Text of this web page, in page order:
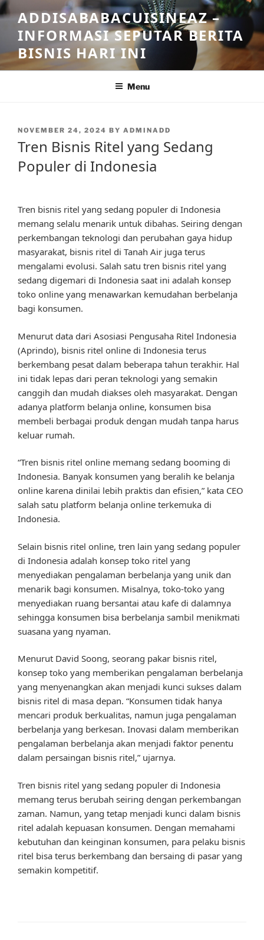
Skip
to
content
ADDISABABACUISINEAZ –
INFORMASI SEPUTAR BERITA
BISNIS HARI INI
Menu
POSTED
NOVEMBER 24, 2024 BY ADMINADD
Tren Bisnis Ritel yang Sedang
Populer di Indonesia
Tren bisnis ritel yang sedang populer di Indonesia
memang selalu menarik untuk dibahas. Seiring dengan
perkembangan teknologi dan perubahan gaya hidup
masyarakat, bisnis ritel di Tanah Air juga terus
mengalami evolusi. Salah satu tren bisnis ritel yang
sedang digemari di Indonesia saat ini adalah konsep
toko online yang menawarkan kemudahan berbelanja
bagi konsumen.
Menurut data dari Asosiasi Pengusaha Ritel Indonesia
(Aprindo), bisnis ritel online di Indonesia terus
berkembang pesat dalam beberapa tahun terakhir. Hal
ini tidak lepas dari peran teknologi yang semakin
canggih dan mudah diakses oleh masyarakat. Dengan
adanya platform belanja online, konsumen bisa
membeli berbagai produk dengan mudah tanpa harus
keluar rumah.
“Tren bisnis ritel online memang sedang booming di
Indonesia. Banyak konsumen yang beralih ke belanja
online karena dinilai lebih praktis dan efisien,” kata CEO
salah satu platform belanja online terkemuka di
Indonesia.
Selain bisnis ritel online, tren lain yang sedang populer
di Indonesia adalah konsep toko ritel yang
menyediakan pengalaman berbelanja yang unik dan
menarik bagi konsumen. Misalnya, toko-toko yang
menyediakan ruang bersantai atau kafe di dalamnya
sehingga konsumen bisa berbelanja sambil menikmati
suasana yang nyaman.
Menurut David Soong, seorang pakar bisnis ritel,
konsep toko yang memberikan pengalaman berbelanja
yang menyenangkan akan menjadi kunci sukses dalam
bisnis ritel di masa depan. “Konsumen tidak hanya
mencari produk berkualitas, namun juga pengalaman
berbelanja yang berkesan. Inovasi dalam memberikan
pengalaman berbelanja akan menjadi faktor penentu
dalam persaingan bisnis ritel,” ujarnya.
Tren bisnis ritel yang sedang populer di Indonesia
memang terus berubah seiring dengan perkembangan
zaman. Namun, yang tetap menjadi kunci dalam bisnis
ritel adalah kepuasan konsumen. Dengan memahami
kebutuhan dan keinginan konsumen, para pelaku bisnis
ritel bisa terus berkembang dan bersaing di pasar yang
semakin kompetitif.